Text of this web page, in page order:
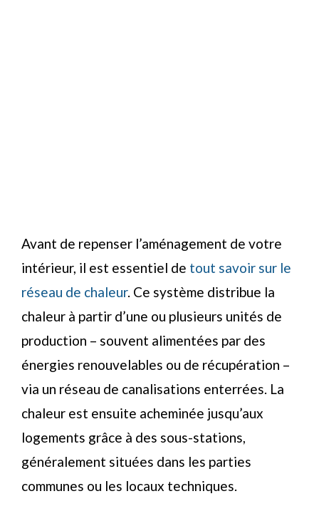
Avant de repenser l’aménagement de votre
intérieur, il est essentiel de tout savoir sur le
réseau de chaleur. Ce système distribue la
chaleur à partir d’une ou plusieurs unités de
production – souvent alimentées par des
énergies renouvelables ou de récupération –
via un réseau de canalisations enterrées. La
chaleur est ensuite acheminée jusqu’aux
logements grâce à des sous-stations,
généralement situées dans les parties
communes ou les locaux techniques.